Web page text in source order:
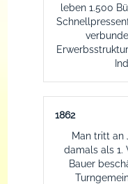
leben 1.500
1862
Man tritt an
damals als 1.
Bauer